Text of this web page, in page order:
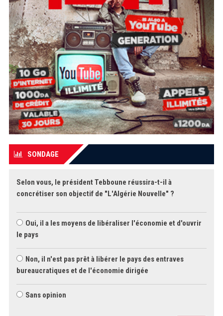
SONDAGE
Selon vous, le président Tebboune réussira-t-il à
concrétiser son objectif de "L'Algérie Nouvelle" ?
Oui, il a les moyens de libéraliser l'économie et d'ouvrir
le pays
Non, il n'est pas prêt à libérer le pays des entraves
bureaucratiques et de l'économie dirigée
Sans opinion